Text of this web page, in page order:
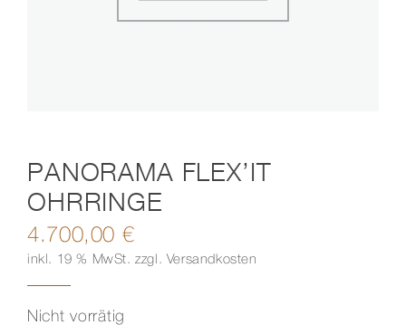
PANORAMA FLEX’IT
OHRRINGE
4.700,00 €
inkl. 19 % MwSt. zzgl. Versandkosten
Nicht vorrätig